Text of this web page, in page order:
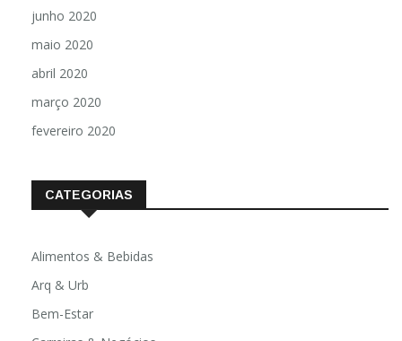
junho 2020
maio 2020
abril 2020
março 2020
fevereiro 2020
CATEGORIAS
Alimentos & Bebidas
Arq & Urb
Bem-Estar